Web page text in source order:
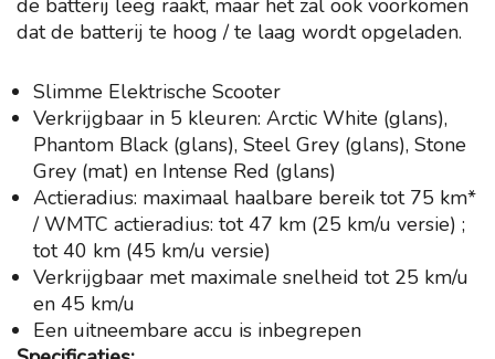
de batterij leeg raakt, maar het zal ook voorkomen
dat de batterij te hoog / te laag wordt opgeladen.
Slimme Elektrische Scooter
Verkrijgbaar in 5 kleuren: Arctic White (glans),
Phantom Black (glans), Steel Grey (glans), Stone
Grey (mat) en Intense Red (glans)
Actieradius: maximaal haalbare bereik tot 75 km*
/ WMTC actieradius: tot 47 km (25 km/u versie) ;
tot 40 km (45 km/u versie)
Verkrijgbaar met maximale snelheid tot 25 km/u
en 45 km/u
Een uitneembare accu is inbegrepen